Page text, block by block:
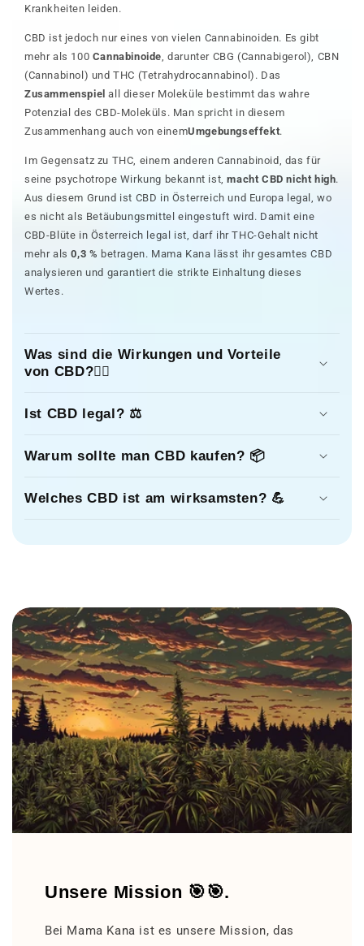
Krankheiten leiden.
CBD ist jedoch nur eines von vielen Cannabinoiden. Es gibt
mehr als 100 Cannabinoide , darunter CBG (Cannabigerol), CBN
(Cannabinol) und THC (Tetrahydrocannabinol). Das
Zusammenspiel all dieser Moleküle bestimmt das wahre
Potenzial des CBD-Moleküls. Man spricht in diesem
Zusammenhang auch von einemUmgebungseffekt.
Im Gegensatz zu THC, einem anderen Cannabinoid, das für
seine psychotrope Wirkung bekannt ist,macht CBD nicht high.
Aus diesem Grund ist CBD in Österreich und Europa legal, wo
es nicht als Betäubungsmittel eingestuft wird. Damit eine
CBD-Blüte in Österreich legal ist, darf ihr THC-Gehalt nicht
mehr als0,3 % betragen. Mama Kana lässt ihr gesamtes CBD
analysieren und garantiert die strikte Einhaltung dieses
Wertes.
Was sind die Wirkungen und Vorteile
von CBD?👩‍⚕️
Ist CBD legal? ⚖️
Warum sollte man CBD kaufen? 📦
Welches CBD ist am wirksamsten? 💪
Unsere Mission 🎯🎯.
Bei Mama Kana ist es unsere Mission, das